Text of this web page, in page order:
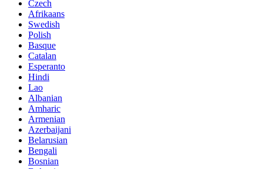
Czech
Afrikaans
Swedish
Polish
Basque
Catalan
Esperanto
Hindi
Lao
Albanian
Amharic
Armenian
Azerbaijani
Belarusian
Bengali
Bosnian